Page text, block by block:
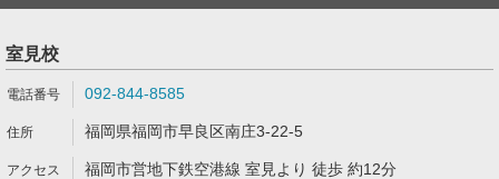
室見校
092-844-8585
福岡県福岡市早良区南庄3-22-5
福岡市営地下鉄空港線 室見より 徒歩 約12分